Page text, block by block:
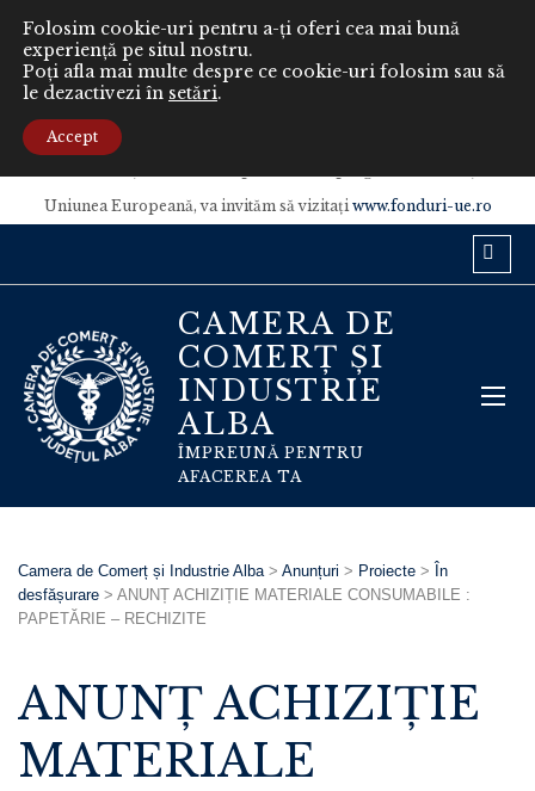
Conținutul acestui material nu reprezintă în mod obligatoriu poziția
oficială a Uniunii Europene sau a Guvernului României.
Uniunea Europeană, va invităm să vizitaţiwww.fonduri-ue.ro
CAMERA DE
COMERȚ ȘI
INDUSTRIE
ALBA
ÎMPREUNĂ PENTRU
AFACEREA TA
Camera de Comerț și Industrie Alba> Anunțuri > Proiecte > În
desfășurare > ANUNȚ ACHIZIȚIE MATERIALE CONSUMABILE :
PAPETĂRIE – RECHIZITE
ANUNȚ ACHIZIȚIE
MATERIALE
Folosim cookie-uri pentru a-ți oferi cea mai bună
experiență pe situl nostru.
Poți afla mai multe despre ce cookie-uri folosim sau să
le dezactivezi în setări.
Accept